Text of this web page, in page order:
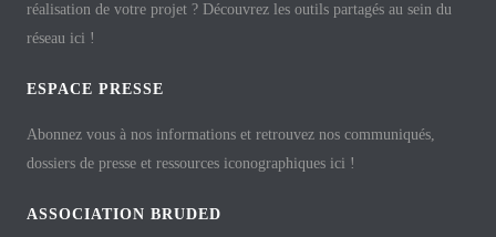
réalisation de votre projet ? Découvrez les outils partagés au sein du
réseau ici !
ESPACE PRESSE
Abonnez vous à nos informations et retrouvez nos communiqués,
dossiers de presse et ressources iconographiques ici !
ASSOCIATION BRUDED